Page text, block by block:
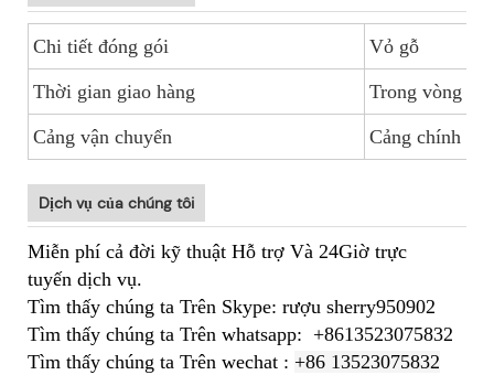
Chi tiết đóng gói Vỏ gỗ
Thời gian giao hàng Trong vòng
Cảng vận chuyển Cảng chính
Dịch vụ của chúng tôi
Miễn phí cả đời kỹ thuật Hỗ trợ Và 24Giờ trực
tuyến dịch vụ.
Tìm thấy chúng ta Trên Skype: rượu sherry950902
Tìm thấy chúng ta Trên whatsapp: +8613523075832
Tìm thấy chúng ta Trên wechat : +86 13523075832